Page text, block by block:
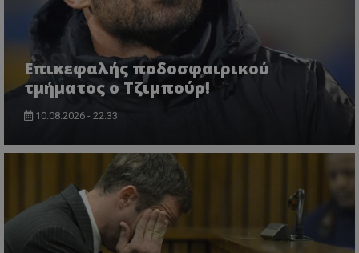
Επικεφαλής ποδοσφαιρικού
τμήματος ο Τζιμπούρ!
10.08.2026 - 22:33